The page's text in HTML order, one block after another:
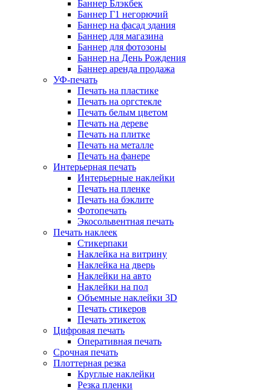
Баннер Блэкбек
Баннер Г1 негорючий
Баннер на фасад здания
Баннер для магазина
Баннер для фотозоны
Баннер на День Рождения
Баннер аренда продажа
УФ-печать
Печать на пластике
Печать на оргстекле
Печать белым цветом
Печать на дереве
Печать на плитке
Печать на металле
Печать на фанере
Интерьерная печать
Интерьерные наклейки
Печать на пленке
Печать на бэклите
Фотопечать
Экосольвентная печать
Печать наклеек
Стикерпаки
Наклейка на витрину
Наклейка на дверь
Наклейки на авто
Наклейки на пол
Объемные наклейки 3D
Печать стикеров
Печать этикеток
Цифровая печать
Оперативная печать
Срочная печать
Плоттерная резка
Круглые наклейки
Резка пленки